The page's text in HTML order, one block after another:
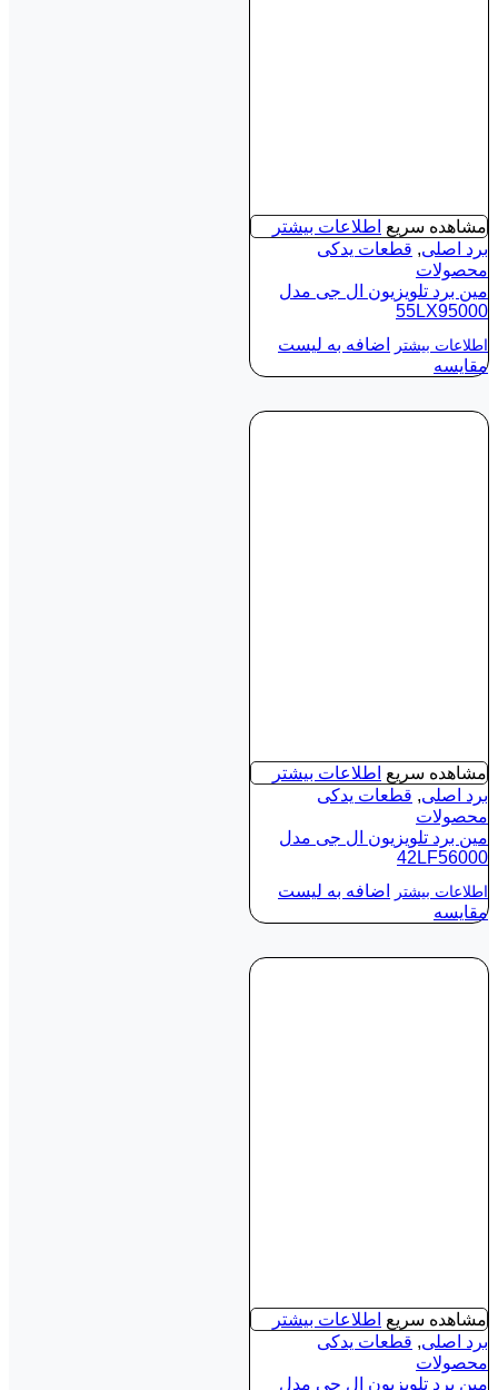
مشاهده سریع اطلاعات بیشتر
برد اصلی, قطعات یدکی
محصولات
مین برد تلویزیون ال جی مدل
55LX95000
اطلاعات بیشتر
اضافه به لیست
مقایسه
مشاهده سریع اطلاعات بیشتر
برد اصلی, قطعات یدکی
محصولات
مین برد تلویزیون ال جی مدل
42LF56000
اطلاعات بیشتر
اضافه به لیست
مقایسه
مشاهده سریع اطلاعات بیشتر
برد اصلی, قطعات یدکی
محصولات
مین برد تلویزیون ال جی مدل